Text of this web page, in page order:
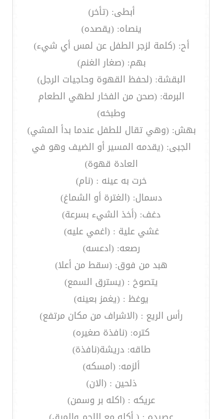
أبطى: (تأخر)
ينصاه: (يقصده)
أح: (كلمة لزجر الطفل عن لمس أي شيء)
بهم: (صغار الغنم)
البقشة: (لحفظ القهوة وحاجيات الرجل)
البرمة: (صحن من الفخار لطهي الطعام
وطبخه)
بهش: (وهي تقال للطفل عندما بدأ المشي)
الجبى: (يقدمه المسير أو الضيف وهو في
العادة قهوة)
خرت به عينه : (نام)
دسمال: (الغترة أو الشماغ)
دغف: (أخذ الشيء بسرعة)
غشي علية : (اغمي عليه)
رصعه: (ادعسه)
هبد من فوق: (سقط من أعلا)
يتصوخ : (يسترق السمع)
يوغظ : (يغمز بعينه)
رأس الريع : (الاشراف من مكان مرتفع)
كتره: (نافذة صغيره)
طاقه: دريشة(نافذة)
ألزمه: (امسكه)
ذلحين : (الان)
عريكه : (اكله بر وسمن)